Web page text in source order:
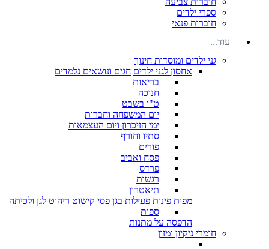
ספרי ילדים
חוברות פנאי
עוד...
גני ילדים ומוסדות חינוך
אחסון לגני ילדים חגים ונושאים נלמדים
בריאות
חנוכה
ט"ו בשבט
יום המשפחה וחברות
ימי הזיכרון ויום העצמאות
סתיו וחורף
פורים
פסח ואביב
פרדס
רגשות
תיאטרון
מפות פינות פעילות בגן פסי קישוט ריהוט לגן ולכיתה
ספות
הדפסה על מתנות
חומרי ניקיון ומזון